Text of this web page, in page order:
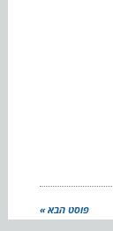
פוסט הבא »